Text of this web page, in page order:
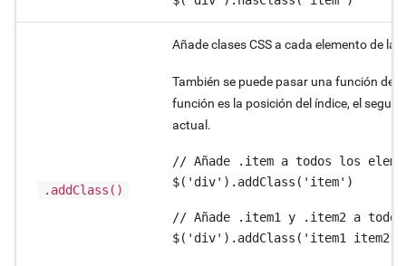
.addClass()
Añade clases CSS a cada elemento de
También se puede pasar una función de
función es la posición del índice, el
actual.
// Añade .item a todos los
$('div').addClass('item')
// Añade .item1 y .item2 a
$('div').addClass('item1 item2')